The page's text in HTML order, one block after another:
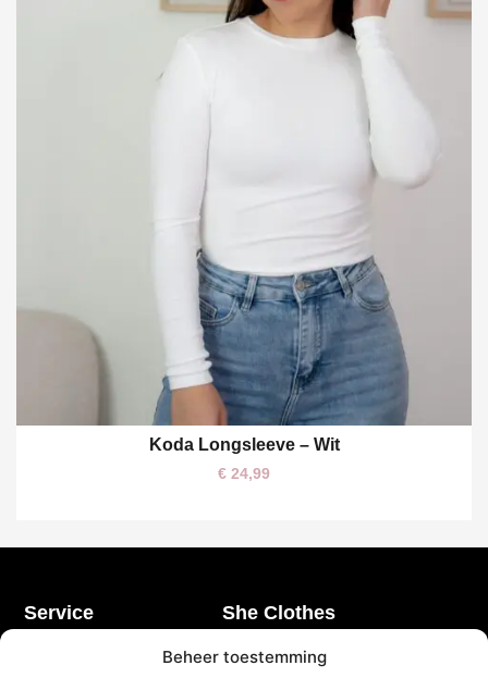
Beheer toestemming
S/M M/L
Koda Longsleeve – Wit
€ 24,99
Service She Clothes
Veelgestelde vragen